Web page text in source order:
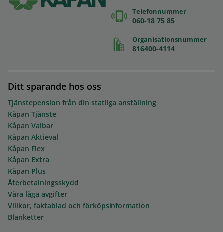
Telefonnummer
060-18 75 85
Organisationsnummer
816400-4114
Ditt sparande hos oss
Tjänstepension från din statliga anställning
Kåpan Tjänste
Kåpan Valbar
Kåpan Aktieval
Kåpan Flex
Kåpan Extra
Kåpan Plus
Återbetalningsskydd
Våra låga avgifter
Villkor, faktablad och förköpsinformation
Blanketter